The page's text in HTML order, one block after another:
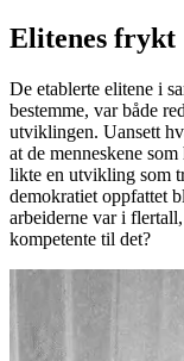
Elitenes frykt
De etablerte elitene i
bestemme, var både
utviklingen. Uansett
at de menneskene
likte en utvikling som
demokratiet oppfattet
arbeiderne var i
kompetente til det?